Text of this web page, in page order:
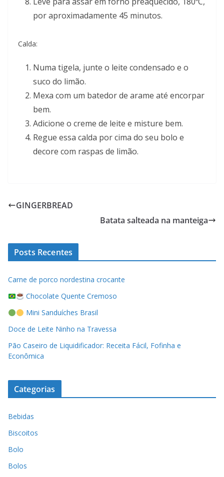
por aproximadamente 45 minutos.
Calda:
Numa tigela, junte o leite condensado e o
suco do limão.
Mexa com um batedor de arame até encorpar
bem.
Adicione o creme de leite e misture bem.
Regue essa calda por cima do seu bolo e
decore com raspas de limão.
GINGERBREAD
Batata salteada na manteiga
Posts Recentes
Carne de porco nordestina crocante
Chocolate Quente Cremoso
Mini Sanduíches Brasil
Doce de Leite Ninho na Travessa
Pão Caseiro de Liquidificador: Receita Fácil, Fofinha e
Econômica
Categorias
Bebidas
Biscoitos
Bolo
Bolos